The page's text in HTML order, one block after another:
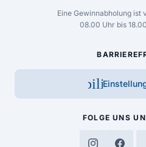
Eine Gewinnabholung ist
08.00 Uhr bis
FOLGE UNS